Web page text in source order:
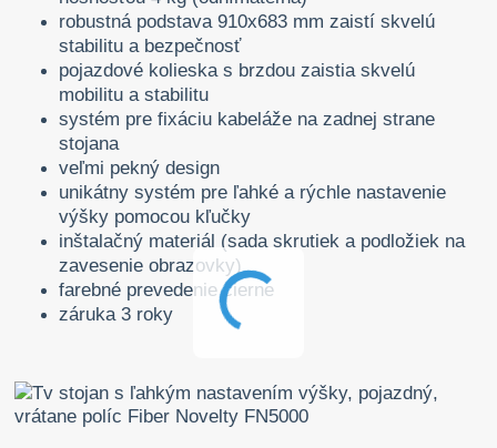
robustná podstava 910x683 mm zaistí skvelú
stabilitu a bezpečnosť
pojazdové kolieska s brzdou zaistia skvelú
mobilitu a stabilitu
systém pre fixáciu kabeláže na zadnej strane
stojana
veľmi pekný design
unikátny systém pre ľahké a rýchle nastavenie
výšky pomocou kľučky
inštalačný materiál (sada skrutiek a podložiek na
zavesenie obrazovky)
farebné prevedenie čierne
záruka 3 roky